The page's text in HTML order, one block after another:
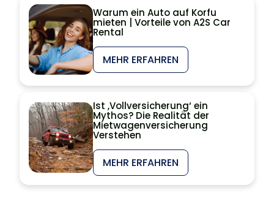
Warum ein Auto auf Korfu
mieten | Vorteile von A2S Car
Rental
MEHR ERFAHREN
Ist ‚Vollversicherung‘ ein
Mythos? Die Realität der
Mietwagenversicherung
Verstehen
MEHR ERFAHREN